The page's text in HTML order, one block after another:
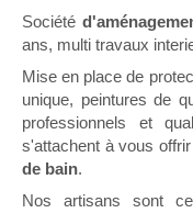
Société
ans, multi travaux
Mise en place de
unique, peintures de
professionnels et
s'attachent à vous
de bain.
Nos artisans sont